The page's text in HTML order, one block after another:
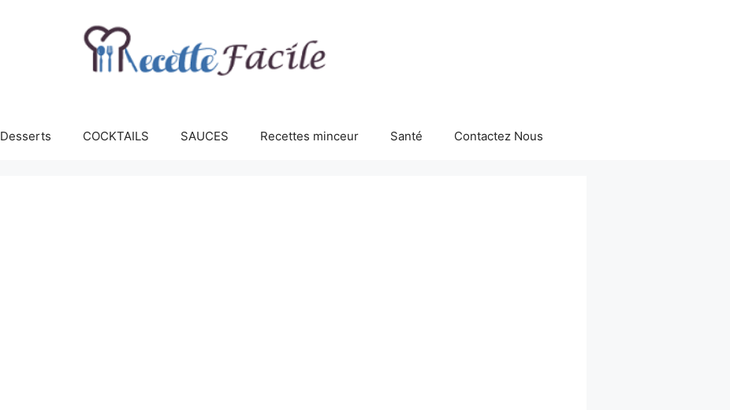
Desserts COCKTAILS SAUCES Recettes minceur Santé Contactez Nous